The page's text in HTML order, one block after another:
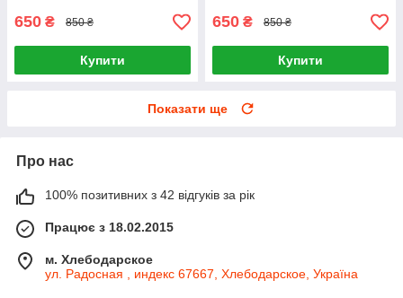
650 ₴ 850 ₴
Купити
650 ₴ 850 ₴
Купити
Показати ще
Про нас
100% позитивних з 42 відгуків за рік
Працює з 18.02.2015
м. Хлебодарское
ул. Радосная , индекс 67667, Хлебодарское, Україна